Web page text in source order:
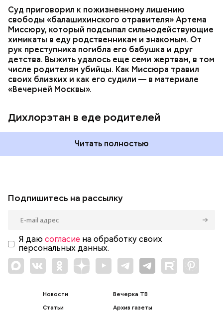
Суд приговорил к пожизненному лишению
свободы «балашихинского отравителя» Артема
Миссюру, который подсыпал сильнодействующие
химикаты в еду родственникам и знакомым. От
рук преступника погибла его бабушка и друг
детства. Выжить удалось еще семи жертвам, в том
числе родителям убийцы. Как Миссюра травил
своих близких и как его судили — в материале
«Вечерней Москвы».
Дихлорэтан в еде родителей
Читать полностью
Подпишитесь на рассылку
Я даю согласие на обработку своих
персональных данных.
Новости
Статьи
Вечерка ТВ
Архив газеты